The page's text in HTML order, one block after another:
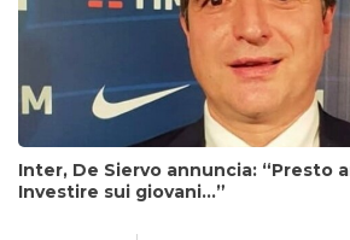
Inter, De Siervo annuncia: “Presto
Investire sui giovani…”